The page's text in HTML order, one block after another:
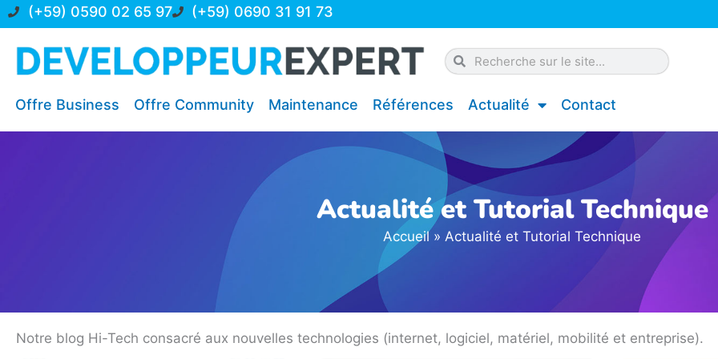
Aller
au
contenu
(+59) 0590 02 65 97 (+59) 0690 31 91 73
Rechercher
Rechercher
Offre Business Offre Community Maintenance Références Actualité Contact
Actualité et Tutorial Technique
Accueil» Actualité et Tutorial Technique
Notre blog Hi-Tech consacré aux nouvelles technologies (internet, logiciel, matériel, mobilité et entreprise).